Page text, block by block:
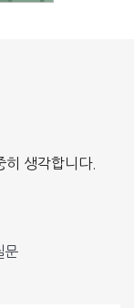
히 생각합니다.
문